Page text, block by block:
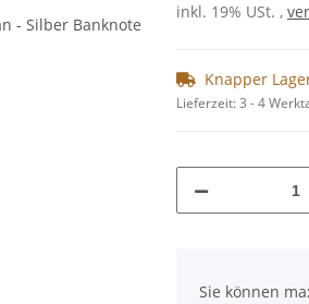
inkl. 19% USt. ,
Knapper
Lieferzeit:3 - 4
Sie können